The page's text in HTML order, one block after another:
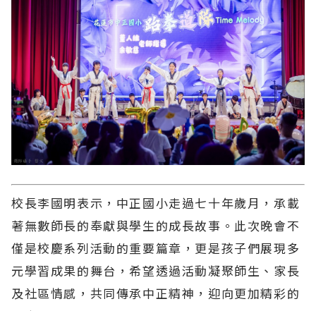
校長李國明表示，中正國小走過七十年歲月，承載
著無數師長的奉獻與學生的成長故事。此次晚會不
僅是校慶系列活動的重要篇章，更是孩子們展現多
元學習成果的舞台，希望透過活動凝聚師生、家長
及社區情感，共同傳承中正精神，迎向更加精彩的